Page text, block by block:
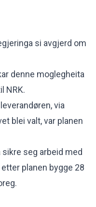
si avgjerd om
denne moglegheita
NRK.
via
blei valt, var planen
seg arbeid med
planen bygge 28